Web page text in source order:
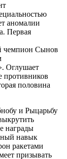
аномалии
Первая
чемпион Сынов
Оглушает
противников
половина
и Рыцарьбу
награды
навык
ракетами
призывать